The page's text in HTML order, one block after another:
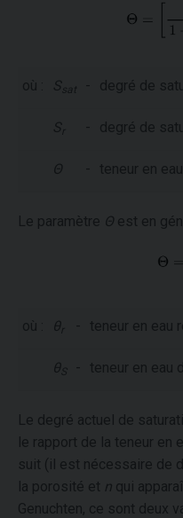
où : Ssat - degré de
Sr - degré de
Θ - teneur en
Le paramètre Θ est en
où : θr - teneur en eau
θ - teneur en eau
Le degré actuel de
le rapport de la teneur en
suit (il est nécessaire de
la porosité et n qui
Genuchten, ce sont deux